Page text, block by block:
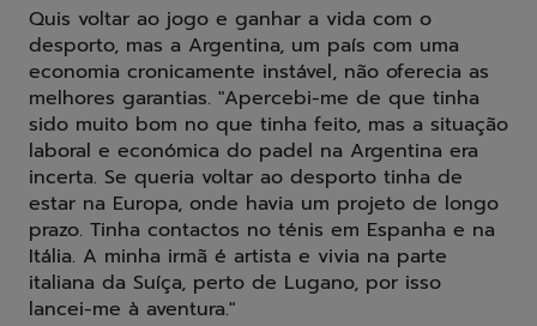
Quis voltar ao jogo e ganhar a vida com o
desporto, mas a Argentina, um país com uma
economia cronicamente instável, não oferecia as
melhores garantias. "Apercebi-me de que tinha
sido muito bom no que tinha feito, mas a situação
laboral e económica do padel na Argentina era
incerta. Se queria voltar ao desporto tinha de
estar na Europa, onde havia um projeto de longo
prazo. Tinha contactos no ténis em Espanha e na
Itália. A minha irmã é artista e vivia na parte
italiana da Suíça, perto de Lugano, por isso
lancei-me à aventura."